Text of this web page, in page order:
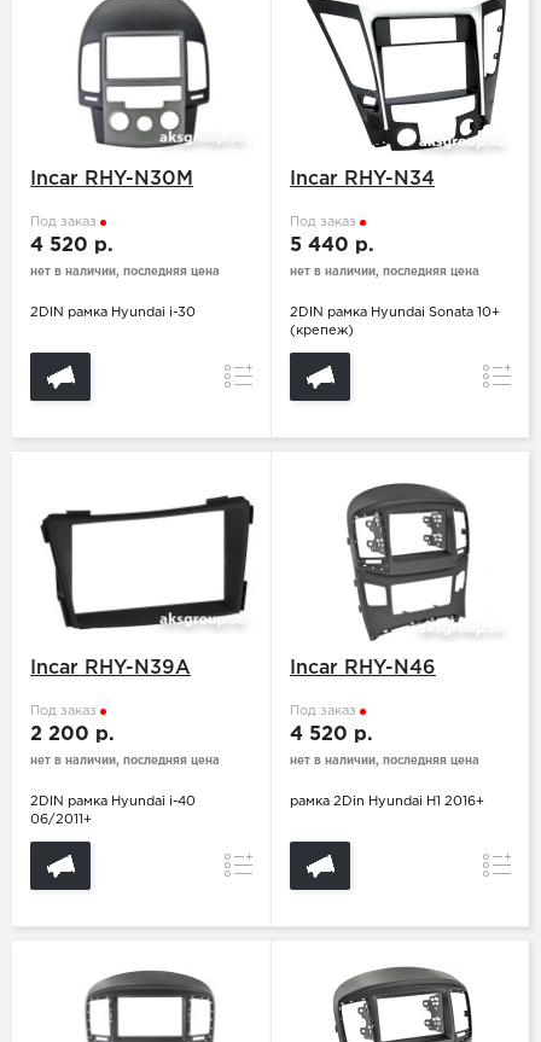
Incar RHY-N30M
Под заказ
4 520 р.
нет в наличии, последняя цена
2DIN рамка Hyundai i-30
Сравнение
Incar RHY-N34
Под заказ
5 440 р.
нет в наличии, последняя цена
2DIN рамка Hyundai Sonata 10+
(крепеж)
Incar RHY-N39A
Под заказ
2 200 р.
нет в наличии, последняя цена
2DIN рамка Hyundai i-40
06/2011+
Сравнение
Incar RHY-N46
Под заказ
4 520 р.
нет в наличии, последняя цена
рамка 2Din Hyundai H1 2016+